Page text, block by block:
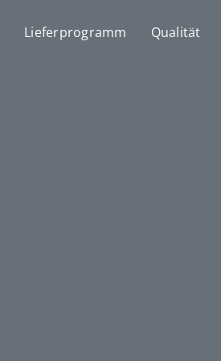
Lieferprogramm Qualität